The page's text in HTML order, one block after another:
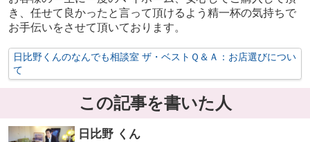
き、任せて良かったと言って頂けるよう精一杯の気持ちで
お手伝いをさせて頂いております。
日比野くんのなんでも相談室 ザ・ベストＱ＆Ａ：お店選びについ
て
この記事を書いた人
日比野 くん